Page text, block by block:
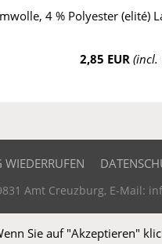
4 % Polyester (elité)
2,85 EUR (incl.
WIEDERRUFEN
Amt Creuzburg, E-Mail:
Sie auf "Akzeptieren"